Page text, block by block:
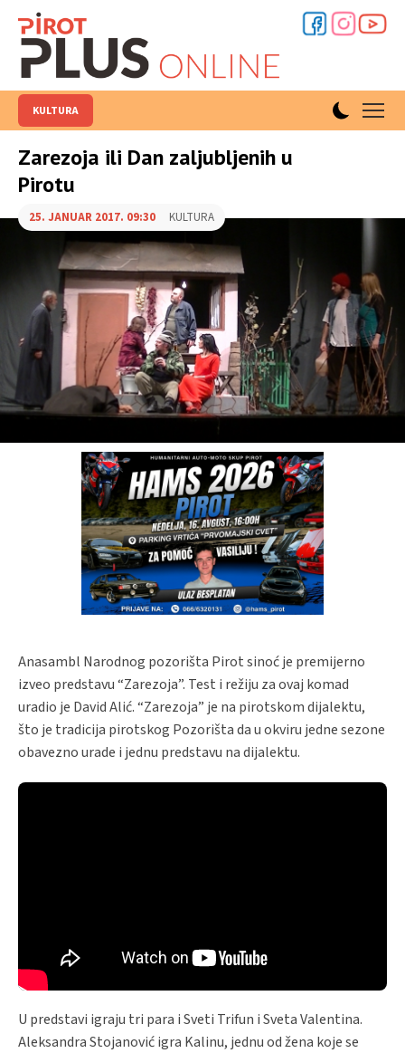
KULTURA
Zarezoja ili Dan zaljubljenih u
Pirotu
25. JANUAR 2017. 09:30 KULTURA
Anasambl Narodnog pozorišta Pirot sinoć je premijerno
izveo predstavu “Zarezoja”. Test i režiju za ovaj komad
uradio je David Alić. “Zarezoja” je na pirotskom dijalektu,
što je tradicija pirotskog Pozorišta da u okviru jedne sezone
obavezno urade i jednu predstavu na dijalektu.
U predstavi igraju tri para i Sveti Trifun i Sveta Valentina.
Aleksandra Stojanović igra Kalinu, jednu od žena koje se